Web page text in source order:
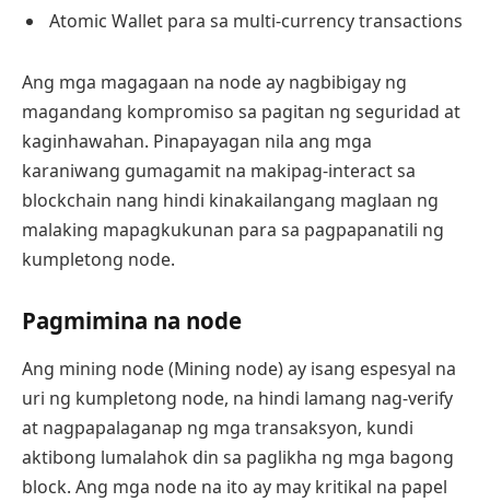
Atomic Wallet para sa multi-currency transactions
Ang mga magagaan na node ay nagbibigay ng
magandang kompromiso sa pagitan ng seguridad at
kaginhawahan. Pinapayagan nila ang mga
karaniwang gumagamit na makipag-interact sa
blockchain nang hindi kinakailangang maglaan ng
malaking mapagkukunan para sa pagpapanatili ng
kumpletong node.
Pagmimina na node
Ang mining node (Mining node) ay isang espesyal na
uri ng kumpletong node, na hindi lamang nag-verify
at nagpapalaganap ng mga transaksyon, kundi
aktibong lumalahok din sa paglikha ng mga bagong
block. Ang mga node na ito ay may kritikal na papel